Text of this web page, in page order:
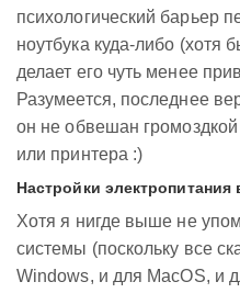
психологический барьер
ноутбука куда-либо (хотя
делает его чуть менее
Разумеется, последнее
он не обвешан
или принтера :)
Настройки электропитания
Хотя я нигде выше не
системы (поскольку все
Windows, и для MacOS, и